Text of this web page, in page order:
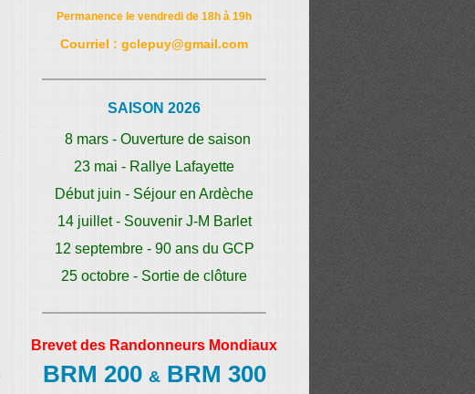
Permanence le vendredi de 18h à 19h
Courriel : gclepuy@gmail.com
SAISON 2026
8 mars - Ouverture de saison
23 mai - Rallye Lafayette
Début juin - Séjour en Ardèche
14 juillet - Souvenir J-M Barlet
12 septembre - 90 ans du GCP
25 octobre - Sortie de clôture
Brevet des Randonneurs Mondiaux
BRM 200 &BRM 300